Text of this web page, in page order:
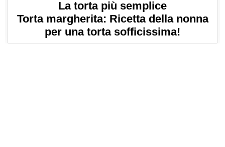
La torta più semplice
Torta margherita: Ricetta della nonna
per una torta sofficissima!